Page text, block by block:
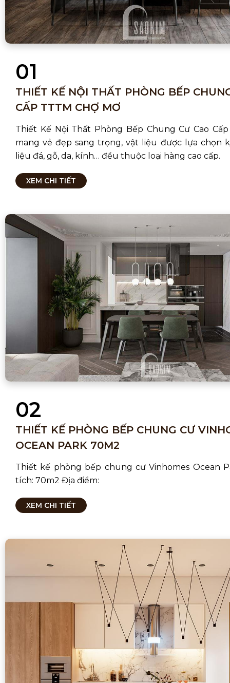
01
THIẾT KẾ NỘI THẤT PHÒNG BẾP
CẤP TTTM CHỢ MƠ
Thiết Kế Nội Thất Phòng Bếp Chung Cư Cao
mang vẻ đẹp sang trọng, vật liệu được lựa chọn
liệu đá, gỗ, da, kính… đều thuộc loại hàng cao cấp.
XEM CHI TIẾT
02
THIẾT KẾ PHÒNG BẾP CHUNG CƯ
OCEAN PARK 70M2
Thiết kế phòng bếp chung cư Vinhomes Ocean
tích: 70m2 Địa điểm:
XEM CHI TIẾT